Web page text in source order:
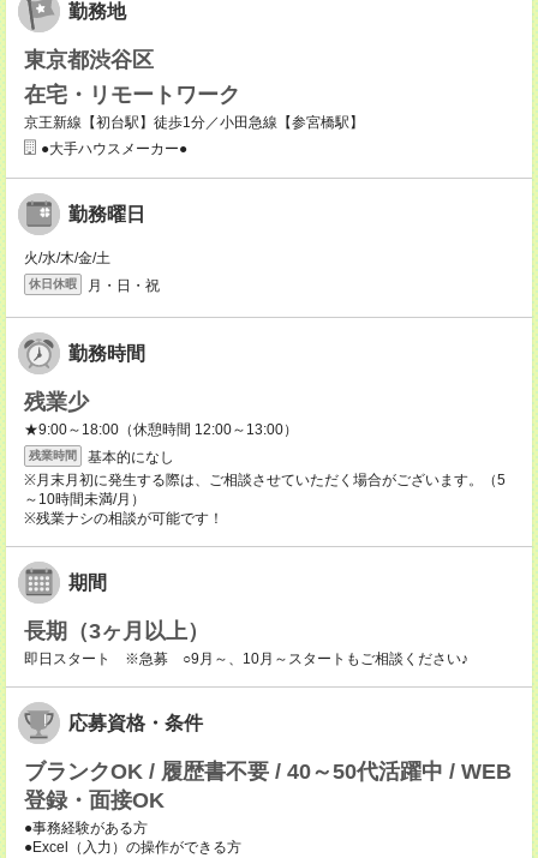
勤務地
東京都渋谷区
在宅・リモートワーク
京王新線【初台駅】徒歩1分／小田急線【参宮橋駅】
●大手ハウスメーカー●
勤務曜日
火/水/木/金/土
休日休暇 月・日・祝
勤務時間
残業少
★9:00～18:00（休憩時間 12:00～13:00）
残業時間
基本的になし
※月末月初に発生する際は、ご相談させていただく場合がございます。（5
～10時間未満/月）
※残業ナシの相談が可能です！
期間
長期（3ヶ月以上）
即日スタート ※急募 ○9月～、10月～スタートもご相談ください♪
応募資格・条件
ブランクOK / 履歴書不要 / 40～50代活躍中 / WEB
登録・面接OK
●事務経験がある方
●Excel（入力）の操作ができる方